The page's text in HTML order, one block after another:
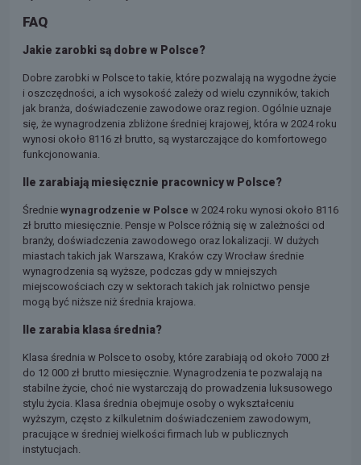
FAQ
Jakie zarobki są dobre w Polsce?
Dobre zarobki w Polsce to takie, które pozwalają na wygodne życie
i oszczędności, a ich wysokość zależy od wielu czynników, takich
jak branża, doświadczenie zawodowe oraz region. Ogólnie uznaje
się, że wynagrodzenia zbliżone średniej krajowej, która w 2024 roku
wynosi około 8116 zł brutto, są wystarczające do komfortowego
funkcjonowania.
Ile zarabiają miesięcznie pracownicy w Polsce?
Średnie wynagrodzenie w Polsce w 2024 roku wynosi około 8116
zł brutto miesięcznie. Pensje w Polsce różnią się w zależności od
branży, doświadczenia zawodowego oraz lokalizacji. W dużych
miastach takich jak Warszawa, Kraków czy Wrocław średnie
wynagrodzenia są wyższe, podczas gdy w mniejszych
miejscowościach czy w sektorach takich jak rolnictwo pensje
mogą być niższe niż średnia krajowa.
Ile zarabia klasa średnia?
Klasa średnia w Polsce to osoby, które zarabiają od około 7000 zł
do 12 000 zł brutto miesięcznie. Wynagrodzenia te pozwalają na
stabilne życie, choć nie wystarczają do prowadzenia luksusowego
stylu życia. Klasa średnia obejmuje osoby o wykształceniu
wyższym, często z kilkuletnim doświadczeniem zawodowym,
pracujące w średniej wielkości firmach lub w publicznych
instytucjach​.